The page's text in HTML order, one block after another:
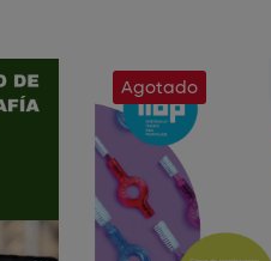
Agotado